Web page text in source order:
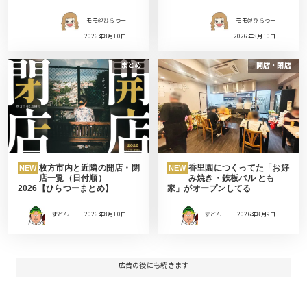
モモ＠ひらつー
2026年8月10日
モモ＠ひらつー
2026年8月10日
まとめ
NEW 枚方市内と近隣の開店・閉
店一覧（日付順）
2026【ひらつーまとめ】
すどん 2026年8月10日
開店・閉店
NEW 香里園につくってた「お好
み焼き・鉄板バル とも
家」がオープンしてる
すどん 2026年8月9日
広告の後にも続きます